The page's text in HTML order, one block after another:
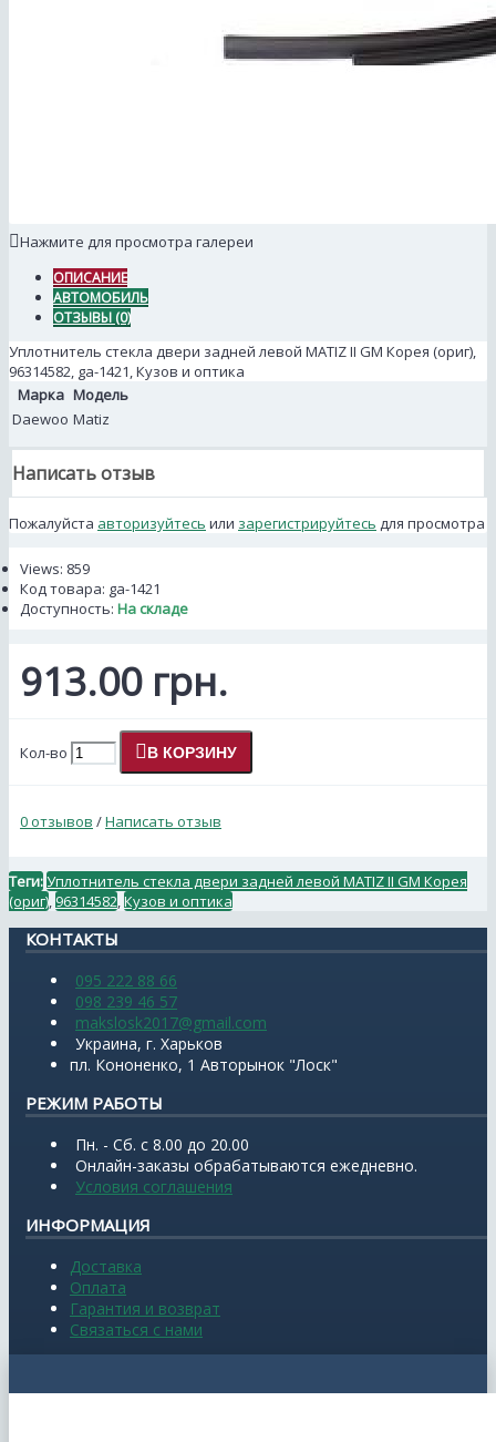
Нажмите для просмотра галереи
ОПИСАНИЕ
АВТОМОБИЛЬ
ОТЗЫВЫ (0)
Уплотнитель стекла двери задней левой MATIZ II GM Корея (ориг),
96314582, ga-1421, Кузов и оптика
Марка Модель
Daewoo Matiz
Написать отзыв
Пожалуйста авторизуйтесь или зарегистрируйтесь для просмотра
Views: 859
Код товара: ga-1421
Доступность: На складе
913.00 грн.
Кол-во В КОРЗИНУ
0 отзывов /Написать отзыв
Теги:Уплотнитель стекла двери задней левой MATIZ II GM Корея
(ориг) 96314582 Кузов и оптика
КОНТАКТЫ
095 222 88 66
098 239 46 57
makslosk2017@gmail.com
Украина, г. Харьков
пл. Кононенко, 1 Авторынок "Лоск"
РЕЖИМ РАБОТЫ
Пн. - Сб. с 8.00 до 20.00
Онлайн-заказы обрабатываются ежедневно.
Условия соглашения
ИНФОРМАЦИЯ
Доставка
Оплата
Гарантия и возврат
Связаться с нами